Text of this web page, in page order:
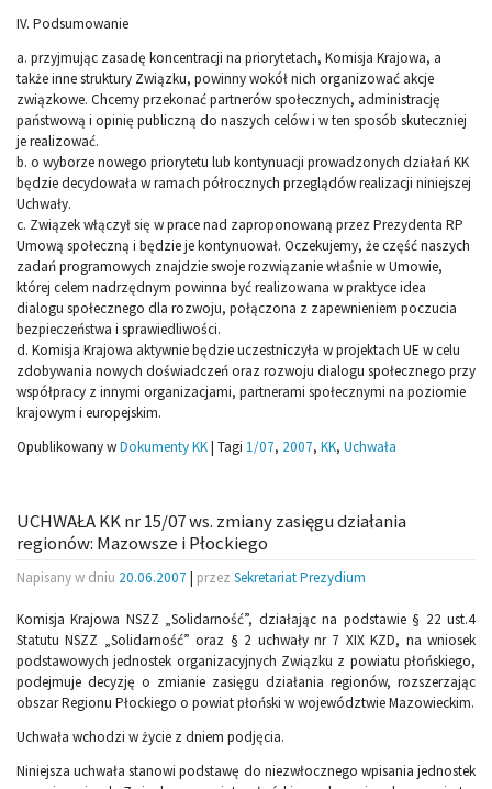
IV. Podsumowanie
a. przyjmując zasadę koncentracji na priorytetach, Komisja Krajowa, a
także inne struktury Związku, powinny wokół nich organizować akcje
związkowe. Chcemy przekonać partnerów społecznych, administrację
państwową i opinię publiczną do naszych celów i w ten sposób skuteczniej
je realizować.
b. o wyborze nowego priorytetu lub kontynuacji prowadzonych działań KK
będzie decydowała w ramach półrocznych przeglądów realizacji niniejszej
Uchwały.
c. Związek włączył się w prace nad zaproponowaną przez Prezydenta RP
Umową społeczną i będzie je kontynuował. Oczekujemy, że część naszych
zadań programowych znajdzie swoje rozwiązanie właśnie w Umowie,
której celem nadrzędnym powinna być realizowana w praktyce idea
dialogu społecznego dla rozwoju, połączona z zapewnieniem poczucia
bezpieczeństwa i sprawiedliwości.
d. Komisja Krajowa aktywnie będzie uczestniczyła w projektach UE w celu
zdobywania nowych doświadczeń oraz rozwoju dialogu społecznego przy
współpracy z innymi organizacjami, partnerami społecznymi na poziomie
krajowym i europejskim.
Opublikowany wDokumenty KK| Tagi 1/07, 2007, KK, Uchwała
UCHWAŁA KK nr 15/07 ws. zmiany zasięgu działania
regionów: Mazowsze i Płockiego
Napisany w dniu 20.06.2007 | przez Sekretariat Prezydium
Komisja Krajowa NSZZ „Solidarność”, działając na podstawie § 22 ust.4
Statutu NSZZ „Solidarność” oraz § 2 uchwały nr 7 XIX KZD, na wniosek
podstawowych jednostek organizacyjnych Związku z powiatu płońskiego,
podejmuje decyzję o zmianie zasięgu działania regionów, rozszerzając
obszar Regionu Płockiego o powiat płoński w województwie Mazowieckim.
Uchwała wchodzi w życie z dniem podjęcia.
Niniejsza uchwała stanowi podstawę do niezwłocznego wpisania jednostek